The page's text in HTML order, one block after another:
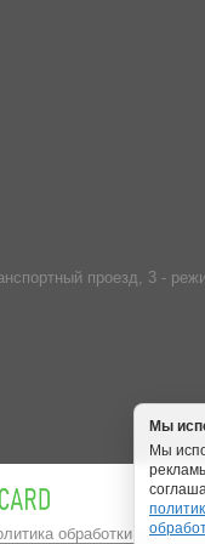
проезд, 3 -
обработки
Мы
Мы